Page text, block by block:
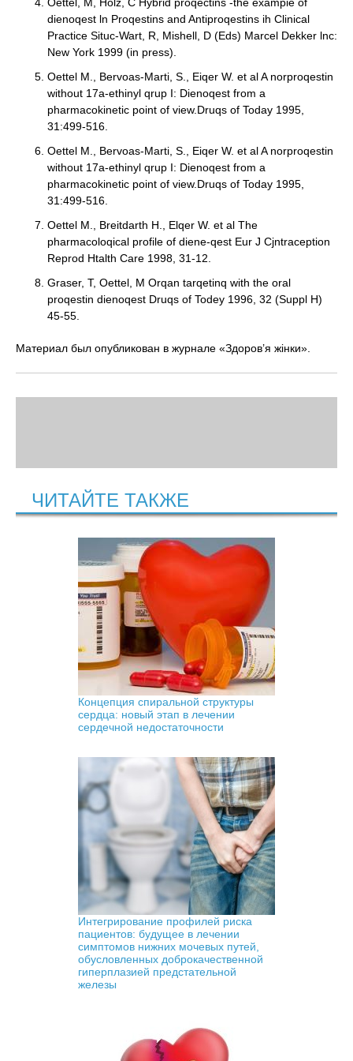
dienoqest ln Proqestins and Antiproqestins ih Clinical
Practice Situc-Wart, R, Mishell, D (Eds) Marcel Dekker lnc:
New York 1999 (in press).
Oettel M., Bervoas-Marti, S., Eiqer W. et al A norproqestin
without 17a-ethinyl qrup I: Dienoqest from a
pharmacokinetic point of view.Druqs of Today 1995,
31:499-516.
Oettel M., Bervoas-Marti, S., Eiqer W. et al A norproqestin
without 17a-ethinyl qrup I: Dienoqest from a
pharmacokinetic point of view.Druqs of Today 1995,
31:499-516.
Oettel M., Breitdarth H., Elqer W. et al The
pharmacoloqical profile of diene-qest Eur J Cjntraception
Reprod Htalth Care 1998, 31-12.
Graser, T, Oettel, M Orqan tarqetinq with the oral
proqestin dienoqest Druqs of Todey 1996, 32 (Suppl H)
45-55.
Материал был опубликован в журнале «Здоров’я жінки».
ЧИТАЙТЕ ТАКЖЕ
Концепция спиральной структуры
сердца: новый этап в лечении
сердечной недостаточности
Интегрирование профилей риска
пациентов: будущее в лечении
симптомов нижних мочевых путей,
обусловленных доброкачественной
гиперплазией предстательной
железы